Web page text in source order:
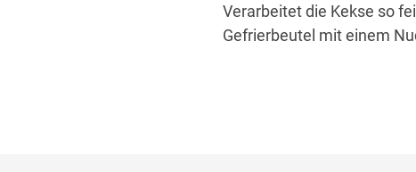
Verarbeitet die Kekse so
Gefrierbeutel mit einem